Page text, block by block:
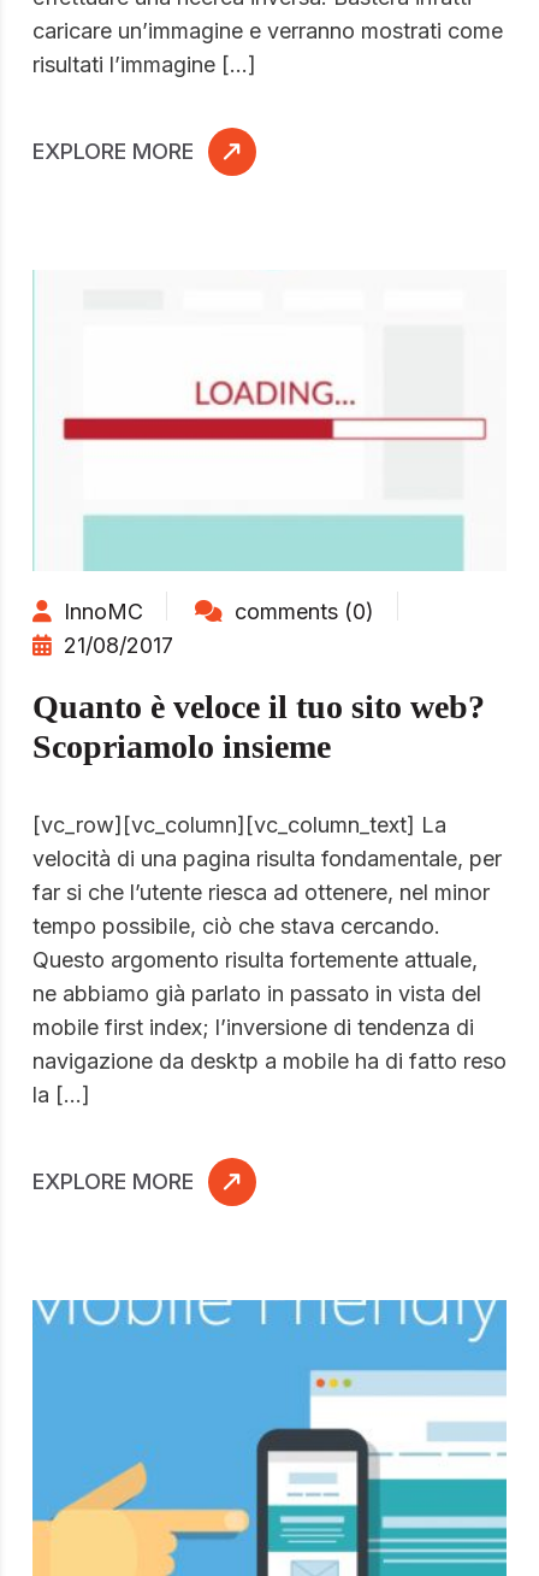
caricare un’immagine e verranno mostrati come
risultati l’immagine […]
EXPLORE MORE
InnoMC
comments (0)
21/08/2017
Quanto è veloce il tuo sito web?
Scopriamolo insieme
[vc_row][vc_column][vc_column_text] La
velocità di una pagina risulta fondamentale, per
far si che l’utente riesca ad ottenere, nel minor
tempo possibile, ciò che stava cercando.
Questo argomento risulta fortemente attuale,
ne abbiamo già parlato in passato in vista del
mobile first index; l’inversione di tendenza di
navigazione da desktp a mobile ha di fatto reso
la […]
EXPLORE MORE